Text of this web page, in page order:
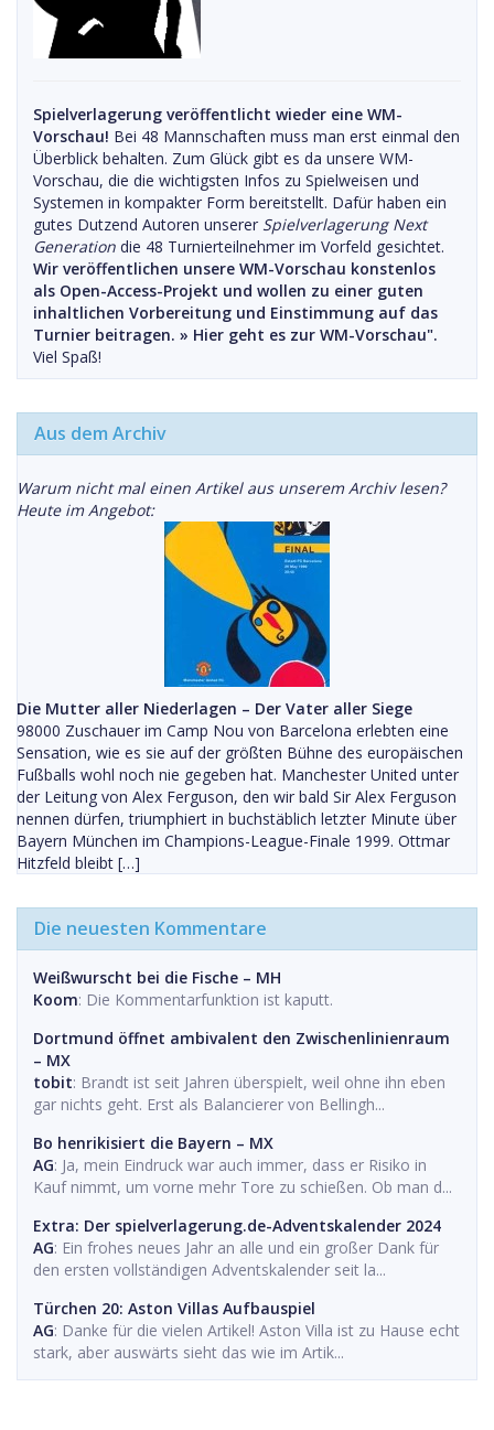
Spielverlagerung veröffentlicht wieder eine WM-
Vorschau! Bei 48 Mannschaften muss man erst einmal den
Überblick behalten. Zum Glück gibt es da unsere WM-
Vorschau, die die wichtigsten Infos zu Spielweisen und
Systemen in kompakter Form bereitstellt. Dafür haben ein
gutes Dutzend Autoren unserer Spielverlagerung Next
Generation die 48 Turnierteilnehmer im Vorfeld gesichtet.
Wir veröffentlichen unsere WM-Vorschau konstenlos
als Open-Access-Projekt und wollen zu einer guten
inhaltlichen Vorbereitung und Einstimmung auf das
Turnier beitragen. » Hier geht es zur WM-Vorschau".
Viel Spaß!
Aus dem Archiv
Warum nicht mal einen Artikel aus unserem Archiv lesen?
Heute im Angebot:
Die Mutter aller Niederlagen – Der Vater aller Siege
98000 Zuschauer im Camp Nou von Barcelona erlebten eine
Sensation, wie es sie auf der größten Bühne des europäischen
Fußballs wohl noch nie gegeben hat. Manchester United unter
der Leitung von Alex Ferguson, den wir bald Sir Alex Ferguson
nennen dürfen, triumphiert in buchstäblich letzter Minute über
Bayern München im Champions-League-Finale 1999. Ottmar
Hitzfeld bleibt […]
Die neuesten Kommentare
Weißwurscht bei die Fische – MH
Koom: Die Kommentarfunktion ist kaputt.
Dortmund öffnet ambivalent den Zwischenlinienraum
– MX
tobit: Brandt ist seit Jahren überspielt, weil ohne ihn eben
gar nichts geht. Erst als Balancierer von Bellingh...
Bo henrikisiert die Bayern – MX
AG: Ja, mein Eindruck war auch immer, dass er Risiko in
Kauf nimmt, um vorne mehr Tore zu schießen. Ob man d...
Extra: Der spielverlagerung.de-Adventskalender 2024
AG: Ein frohes neues Jahr an alle und ein großer Dank für
den ersten vollständigen Adventskalender seit la...
Türchen 20: Aston Villas Aufbauspiel
AG: Danke für die vielen Artikel! Aston Villa ist zu Hause echt
stark, aber auswärts sieht das wie im Artik...